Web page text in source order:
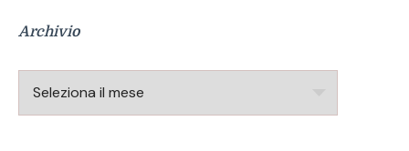
Archivio
Archivio